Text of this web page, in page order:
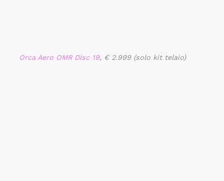
Orca Aero OMR Disc 19, € 2.999 (solo kit telaio)